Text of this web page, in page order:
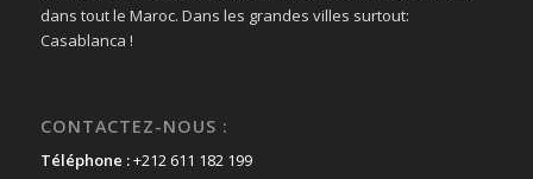
dans tout le Maroc. Dans les grandes villes surtout:
Casablanca !
CONTACTEZ-NOUS :
Téléphone :+212 611 182 199